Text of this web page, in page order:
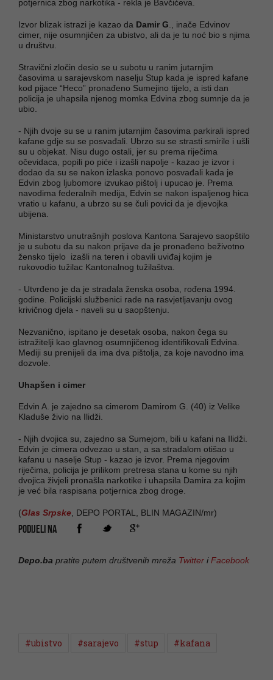
potjernica zbog narkotika - rekla je Bavčićeva.
Izvor blizak istrazi je kazao da Damir G ., inače Edvinov
cimer, nije osumnjičen za ubistvo, ali da je tu noć bio s njima
u društvu.
Stravični zločin desio se u subotu u ranim jutarnjim
časovima u sarajevskom naselju Stup kada je ispred kafane
kod pijace “Heco” pronađeno Sumejino tijelo, a isti dan
policija je uhapsila njenog momka Edvina zbog sumnje da je
ubio.
- Njih dvoje su se u ranim jutarnjim časovima parkirali ispred
kafane gdje su se posvađali. Ubrzo su se strasti smirile i ušli
su u objekat. Nisu dugo ostali, jer su prema riječima
očevidaca, popili po piće i izašli napolje - kazao je izvor i
dodao da su se nakon izlaska ponovo posvađali kada je
Edvin zbog ljubomore izvukao pištolj i upucao je. Prema
navodima federalnih medija, Edvin se nakon ispaljenog hica
vratio u kafanu, a ubrzo su se čuli povici da je djevojka
ubijena.
Ministarstvo unutrašnjih poslova Kantona Sarajevo saopštilo
je u subotu da su nakon prijave da je pronađeno beživotno
žensko tijelo izašli na teren i obavili uviđaj kojim je
rukovodio tužilac Kantonalnog tužilaštva.
- Utvrđeno je da je stradala ženska osoba, rođena 1994.
godine. Policijski službenici rade na rasvjetljavanju ovog
krivičnog djela - naveli su u saopštenju.
Nezvanično, ispitano je desetak osoba, nakon čega su
istražitelji kao glavnog osumnjičenog identifikovali Edvina.
Mediji su prenijeli da ima dva pištolja, za koje navodno ima
dozvole.
Uhapšen i cimer
Edvin A. je zajedno sa cimerom Damirom G. (40) iz Velike
Kladuše živio na Ilidži.
- Njih dvojica su, zajedno sa Sumejom, bili u kafani na Ilidži.
Edvin je cimera odvezao u stan, a sa stradalom otišao u
kafanu u naselje Stup - kazao je izvor. Prema njegovim
riječima, policija je prilikom pretresa stana u kome su njih
dvojica živjeli pronašla narkotike i uhapsila Damira za kojim
je već bila raspisana potjernica zbog droge.
(Glas Srpske , DEPO PORTAL, BLIN MAGAZIN/mr)
PODIJELI NA
Depo.ba pratite putem društvenih mreža Twitter iFacebook
#ubistvo #sarajevo #stup #kafana